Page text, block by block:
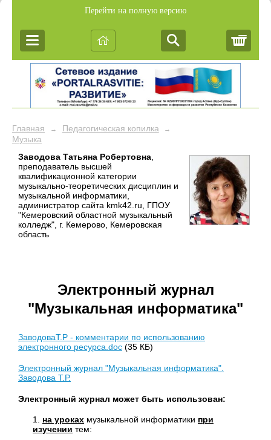
Перейти на полную версию
Главная → Педагогическая копилка →
Музыка
Заводова Татьяна Робертовна
преподаватель высшей
квалификационной категории
музыкально-теоретических дисциплин и
музыкальной информатики,
администратор сайта kmk42.ru, ГПОУ
"Кемеровский областной музыкальный
колледж", г. Кемерово, Кемеровская
область
Электронный журнал
"Музыкальная информатика"
ЗаводоваТ.Р - комментарии по использованию
электронного ресурса.doc (35 КБ)
Электронный журнал "Музыкальная информатика".
Заводова Т.Р.
Электронный журнал может быть использован:
1. на уроках музыкальной информатики при
изучении тем: